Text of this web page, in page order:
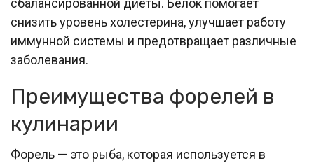
сбалансированной диеты. Белок помогает
снизить уровень холестерина, улучшает работу
иммунной системы и предотвращает различные
заболевания.
Преимущества форелей в
кулинарии
Форель — это рыба, которая используется в